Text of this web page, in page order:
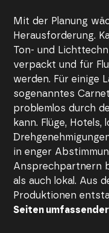
Mit der Planung
Herausforderung.
Ton- und
verpackt und für
werden. Für einige
sogenanntes
problemlos durch
kann. Flüge,
in enger
Ansprechpartnern
als auch lokal. Aus
Produktionen
Seiten